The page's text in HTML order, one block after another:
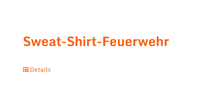
Sweat-Shirt-Feuerwehr
Details